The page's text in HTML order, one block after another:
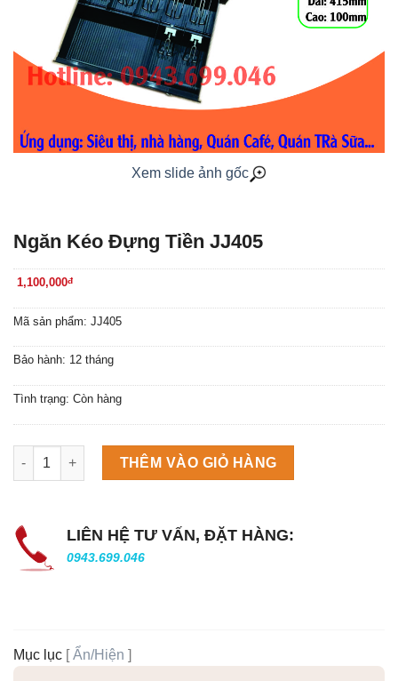
Xem slide ảnh gốc
Ngăn Kéo Đựng Tiền JJ405
1,100,000đ
Mã sản phẩm: JJ405
Bảo hành: 12 tháng
Tình trạng: Còn hàng
Máy làm đá viên Scotsman NW458AS số lượng
THÊM VÀO GIỎ HÀNG
LIÊN HỆ TƯ VẤN, ĐẶT HÀNG:
0943.699.046
Mục lục [Ẩn/Hiện ]